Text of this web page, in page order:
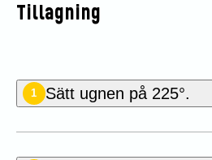
Tillagning
1 Sätt ugnen på 225°.